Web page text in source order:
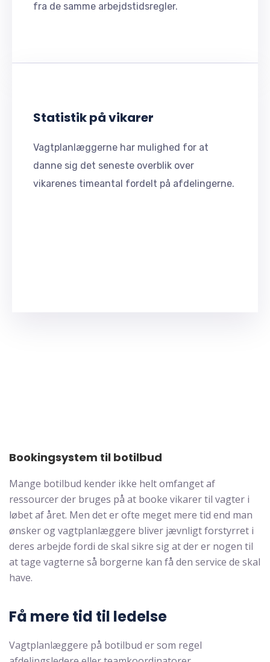
fra de samme arbejdstidsregler.
Statistik på vikarer
Vagtplanlæggerne har mulighed for at
danne sig det seneste overblik over
vikarenes timeantal fordelt på afdelingerne.
Bookingsystem til botilbud
Mange botilbud kender ikke helt omfanget af
ressourcer der bruges på at booke vikarer til vagter i
løbet af året. Men det er ofte meget mere tid end man
ønsker og vagtplanlæggere bliver jævnligt forstyrret i
deres arbejde fordi de skal sikre sig at der er nogen til
at tage vagterne så borgerne kan få den service de skal
have.
Få mere tid til ledelse
Vagtplanlæggere på botilbud er som regel